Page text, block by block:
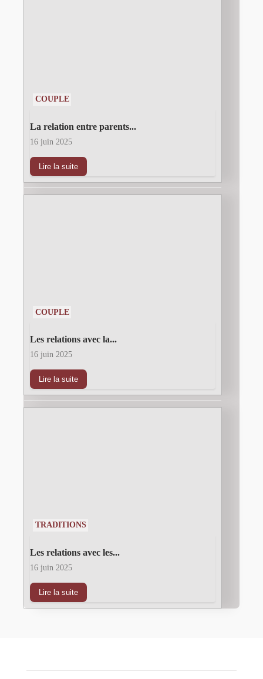
COUPLE
La relation entre parents...
16 juin 2025
Lire la suite
COUPLE
Les relations avec la...
16 juin 2025
Lire la suite
TRADITIONS
Les relations avec les...
16 juin 2025
Lire la suite